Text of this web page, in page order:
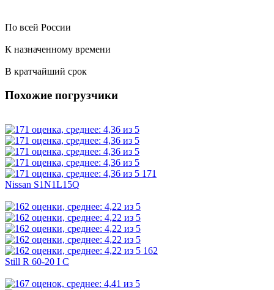
По всей России
К назначенному времени
В кратчайший срок
Похожие погрузчики
171
Nissan S1N1L15Q
162
Still R 60-20 I C